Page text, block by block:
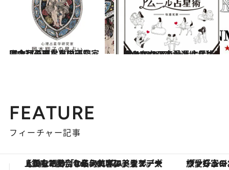
2026.7.31
【今月のあなたの運勢は？】心理占星学研究家 岡本翔子の星占い
占い 2024.6.15
【あなたの恋愛運は？】JINMUのアムール占星術 愛とエロスのジンムリズム
占い
FEATURE
フィーチャー記事
ヴァシュロン・コンスタンタン「オーヴァーシーズ・オートマティック」。旅愛好家のお気に入りコレクションから、ジェンダーレスな新作が登場